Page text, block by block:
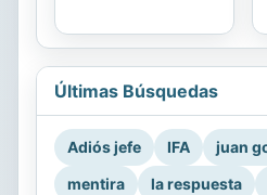
Últimas Búsquedas
Adiós jefe IFA
juan
mentira
la respuesta